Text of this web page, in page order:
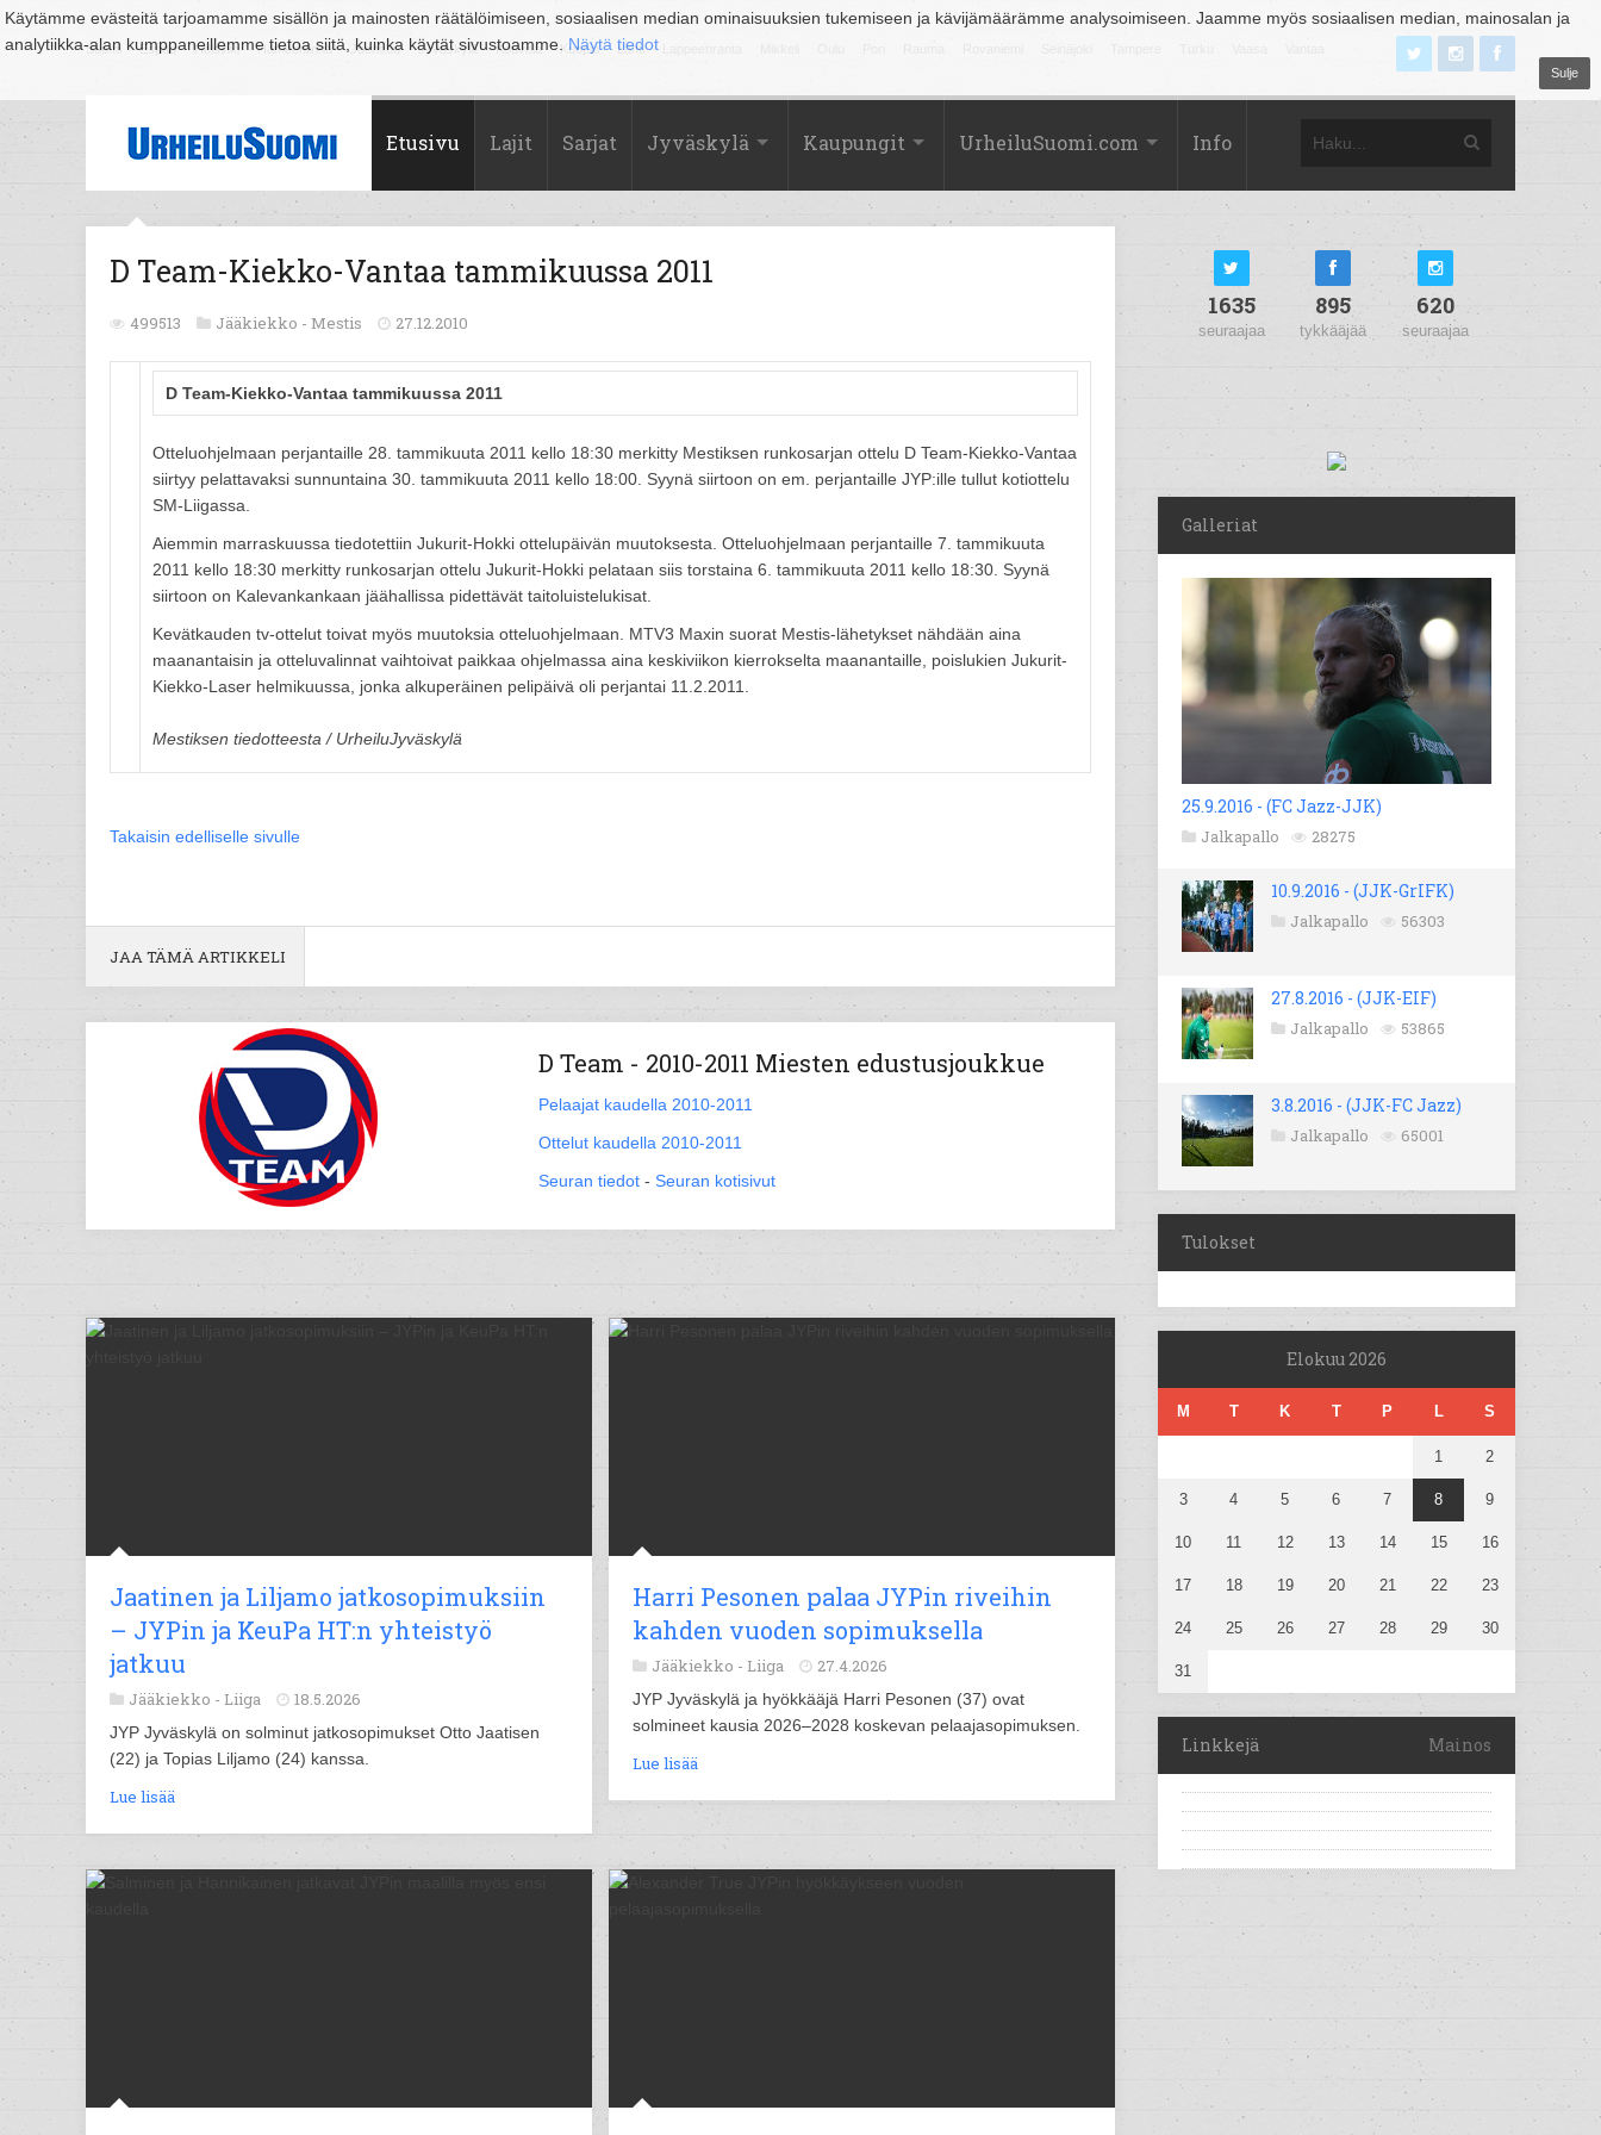
Käytämme evästeitä tarjoamamme sisällön ja mainosten räätälöimiseen, sosiaalisen median ominaisuuksien tukemiseen ja kävijämäärämme analysoimiseen. Jaamme myös sosiaalisen median, mainosalan ja
analytiikka-alan kumppaneillemme tietoa siitä, kuinka käytät sivustoamme. Näytä tiedot
Sulje
Suomi Espoo Helsinki Hämeenlinna Joensuu Jyväskylä Kouvola Kuopio Lahti
Etusivu Lajit Sarjat Jyväskylä Kaupungit UrheiluSuomi.com Info
D Team-Kiekko-Vantaa tammikuussa 2011
499513 Jääkiekko - Mestis 27.12.2010
D Team-Kiekko-Vantaa tammikuussa 2011
Otteluohjelmaan perjantaille 28. tammikuuta 2011 kello 18:30 merkitty Mestiksen runkosarjan ottelu D Team-Kiekko-Vantaa
siirtyy pelattavaksi sunnuntaina 30. tammikuuta 2011 kello 18:00. Syynä siirtoon on em. perjantaille JYP:ille tullut kotiottelu
SM-Liigassa.
Aiemmin marraskuussa tiedotettiin Jukurit-Hokki ottelupäivän muutoksesta. Otteluohjelmaan perjantaille 7. tammikuuta
2011 kello 18:30 merkitty runkosarjan ottelu Jukurit-Hokki pelataan siis torstaina 6. tammikuuta 2011 kello 18:30. Syynä
siirtoon on Kalevankankaan jäähallissa pidettävät taitoluistelukisat.
Kevätkauden tv-ottelut toivat myös muutoksia otteluohjelmaan. MTV3 Maxin suorat Mestis-lähetykset nähdään aina
maanantaisin ja otteluvalinnat vaihtoivat paikkaa ohjelmassa aina keskiviikon kierrokselta maanantaille, poislukien Jukurit-
Kiekko-Laser helmikuussa, jonka alkuperäinen pelipäivä oli perjantai 11.2.2011.
Mestiksen tiedotteesta / UrheiluJyväskylä
Takaisin edelliselle sivulle
JAA TÄMÄ ARTIKKELI
D Team - 2010-2011 Miesten edustusjoukkue
Pelaajat kaudella 2010-2011
Ottelut kaudella 2010-2011
Seuran tiedot - Seuran kotisivut
Jaatinen ja Liljamo jatkosopimuksiin
– JYPin ja KeuPa HT:n yhteistyö
jatkuu
Jääkiekko - Liiga 18.5.2026
JYP Jyväskylä on solminut jatkosopimukset Otto Jaatisen
(22) ja Topias Liljamo (24) kanssa.
Lue lisää
Harri Pesonen palaa JYPin riveihin
kahden vuoden sopimuksella
Jääkiekko - Liiga 27.4.2026
JYP Jyväskylä ja hyökkääjä Harri Pesonen (37) ovat
solmineet kausia 2026–2028 koskevan pelaajasopimuksen.
Lue lisää
1635
seuraajaa
895
tykkääjää
620
seuraajaa
Galleriat
25.9.2016 - (FC Jazz-JJK)
Jalkapallo 28275
10.9.2016 - (JJK-GrIFK)
Jalkapallo 56303
27.8.2016 - (JJK-EIF)
Jalkapallo 53865
3.8.2016 - (JJK-FC Jazz)
Jalkapallo 65001
Tulokset
Elokuu 2026
M T K T P L S
1 2
3 4 5 6 7 8 9
10 11 12 13 14 15 16
17 18 19 20 21 22 23
24 25 26 27 28 29 30
31
Linkkejä Mainos